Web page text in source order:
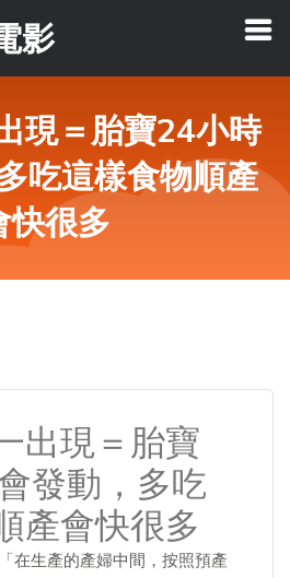
影
現＝胎寶24小時
吃這樣食物順產
快很多
出現＝胎寶
發動，多吃
產會快很多
在生產的產婦中間，按照預產